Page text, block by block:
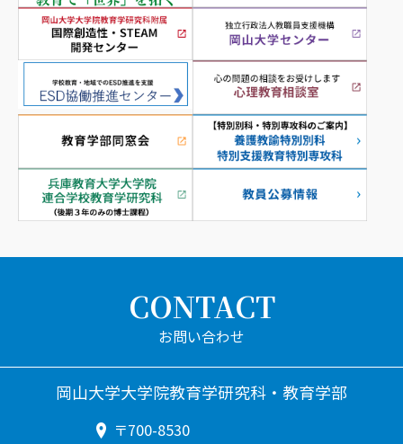
CONTACT
岡山大学大学院教育学研究科・教育学部
〒700-8530